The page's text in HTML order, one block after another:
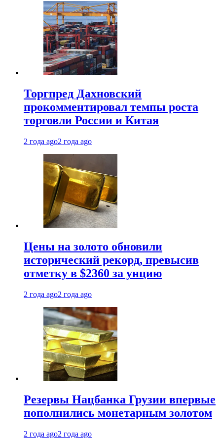
Торгпред Дахновский
прокомментировал темпы роста
торговли России и Китая
2 года ago2 года ago
Цены на золото обновили
исторический рекорд, превысив
отметку в $2360 за унцию
2 года ago2 года ago
Резервы Нацбанка Грузии впервые
пополнились монетарным золотом
2 года ago2 года ago